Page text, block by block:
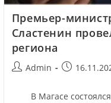
Премьер-
Сластенин
региона
Admin
В Магасе